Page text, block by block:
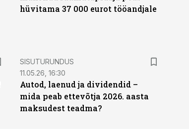
hüvitama 37 000 eurot tööandjale
ST
SISUTURUNDUS
11.05.26, 16:30
Autod, laenud ja dividendid –
mida peab ettevõtja 2026. aasta
maksudest teadma?